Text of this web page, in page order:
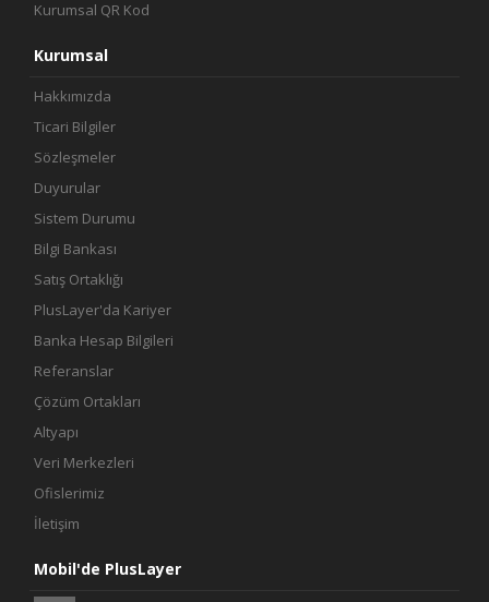
Kurumsal QR Kod
Kurumsal
Hakkımızda
Ticari Bilgiler
Sözleşmeler
Duyurular
Sistem Durumu
Bilgi Bankası
Satış Ortaklığı
PlusLayer'da Kariyer
Banka Hesap Bilgileri
Referanslar
Çözüm Ortakları
Altyapı
Veri Merkezleri
Ofislerimiz
İletişim
Mobil'de PlusLayer